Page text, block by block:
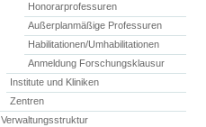
Honorarprofessuren
Außerplanmäßige Professuren
Habilitationen/Umhabilitationen
Anmeldung Forschungsklausur
Institute und Kliniken
Zentren
Verwaltungsstruktur